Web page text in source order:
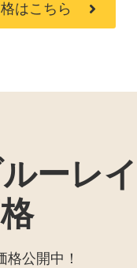
はこちら
ーレイ
公開中！